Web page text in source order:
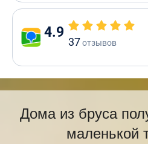
4.9
37отзывов
Дома из бруса
маленькой